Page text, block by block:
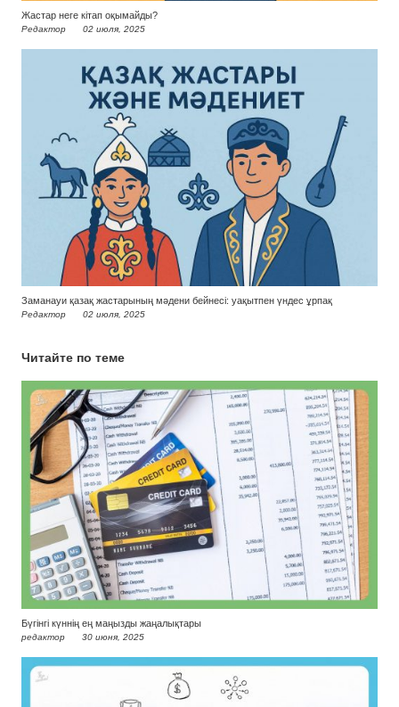
Жастар неге кітап оқымайды?
Редактор 02 июля, 2025
Заманауи қазақ жастарының мәдени бейнесі: уақытпен үндес ұрпақ
Редактор 02 июля, 2025
Читайте по теме
Бүгінгі күннің ең маңызды жаңалықтары
редактор 30 июня, 2025